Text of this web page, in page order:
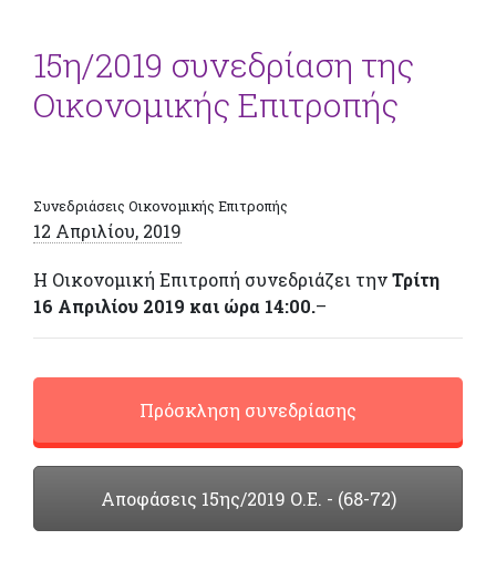
15η/2019 συνεδρίαση της
Οικονομικής Επιτροπής
Συνεδριάσεις Οικονομικής Επιτροπής
12 Απριλίου, 2019
Η Οικονομική Επιτροπή συνεδριάζει τηνΤρίτη
16 Απριλίου 2019 και ώρα 14:00.–
Πρόσκληση συνεδρίασης
Αποφάσεις 15ης/2019 Ο.Ε. - (68-72)